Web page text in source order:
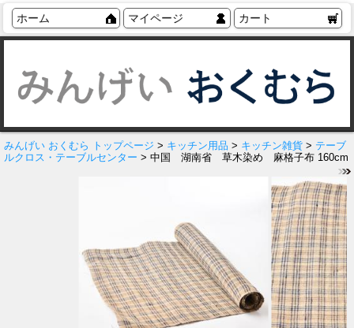
ホーム マイページ カート
みんげい おくむら トップページ > キッチン用品 > キッチン雑貨 > テーブ
ルクロス・テーブルセンター > 中国 湖南省 草木染め 麻格子布 160cm